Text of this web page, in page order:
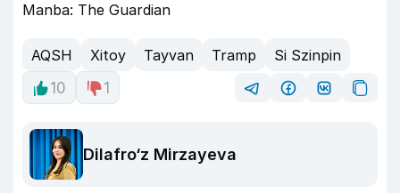
Manba: The Guardian
AQSH Xitoy Tayvan Tramp
Si Szinpin
10
1
Dilafro‘z Mirzayeva